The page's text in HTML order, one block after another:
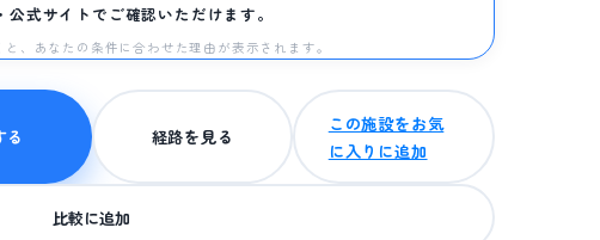
式サイトでご確認いただけます。
、あなたの条件に合わせた理由が表示されます。
る 経路を見る
この施設をお気
に入りに追加
比較に追加